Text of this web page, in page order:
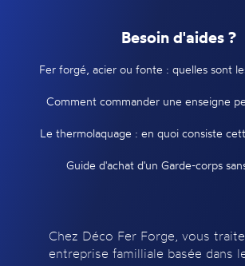
Besoin d'aides ?
Fer forgé, acier ou fonte : quelles sont
Comment commander une enseigne
Le thermolaquage : en quoi consiste
Guide d'achat d'un Garde-corps
Chez Déco Fer Forge, vous
entreprise familliale basée dans